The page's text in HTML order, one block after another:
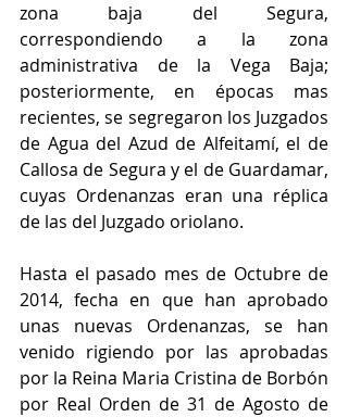
zona baja del Segura,
correspondiendo a la zona
administrativa de la Vega Baja;
posteriormente, en épocas mas
recientes, se segregaron los Juzgados
de Agua del Azud de Alfeitamí, el de
Callosa de Segura y el de Guardamar,
cuyas Ordenanzas eran una réplica
de las del Juzgado oriolano.
Hasta el pasado mes de Octubre de
2014, fecha en que han aprobado
unas nuevas Ordenanzas, se han
venido rigiendo por las aprobadas
por la Reina Maria Cristina de Borbón
por Real Orden de 31 de Agosto de